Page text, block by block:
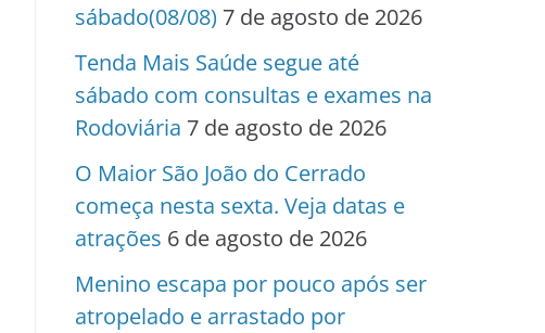
sábado(08/08) 7 de agosto de 2026
Tenda Mais Saúde segue até
sábado com consultas e exames na
Rodoviária 7 de agosto de 2026
O Maior São João do Cerrado
começa nesta sexta. Veja datas e
atrações 6 de agosto de 2026
Menino escapa por pouco após ser
atropelado e arrastado por